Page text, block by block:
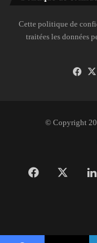
Cette politique de
traitées les données
© Copyright
Facebook